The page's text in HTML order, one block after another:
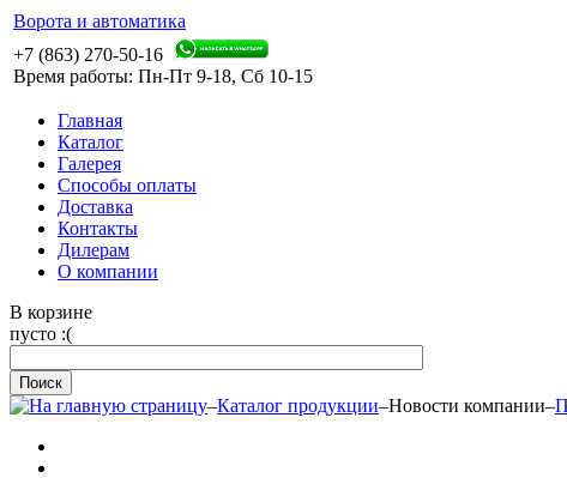
Ворота и автоматика
+7 (863) 270-50-16
Время работы: Пн-Пт 9-18, Сб 10-15
Главная
Каталог
Галерея
Способы оплаты
Доставка
Контакты
Дилерам
О компании
В корзине
пусто :(
–Каталог продукции–Новости компании–